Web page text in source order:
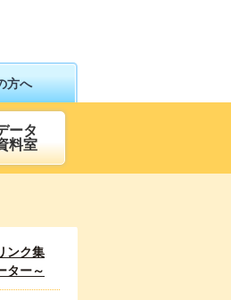
方へ
ータ
料室
ンク集
ター～